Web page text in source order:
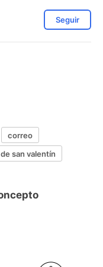
Seguir
correo
san valentín